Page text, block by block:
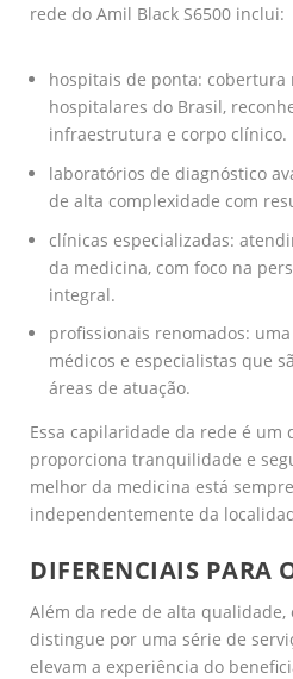
rede do Amil Black S6500 inclui:
hospitais de ponta:
hospitalares do Brasil,
infraestrutura e corpo clínico.
laboratórios de diagnóstico
de alta complexidade com
clínicas especializadas:
da medicina, com foco na
integral.
profissionais renomados:
médicos e especialistas que
áreas de atuação.
Essa capilaridade da rede é um
proporciona tranquilidade e
melhor da medicina está
independentemente da
DIFERENCIAIS PARA
Além da rede de alta qualidade,
distingue por uma série de
elevam a experiência do